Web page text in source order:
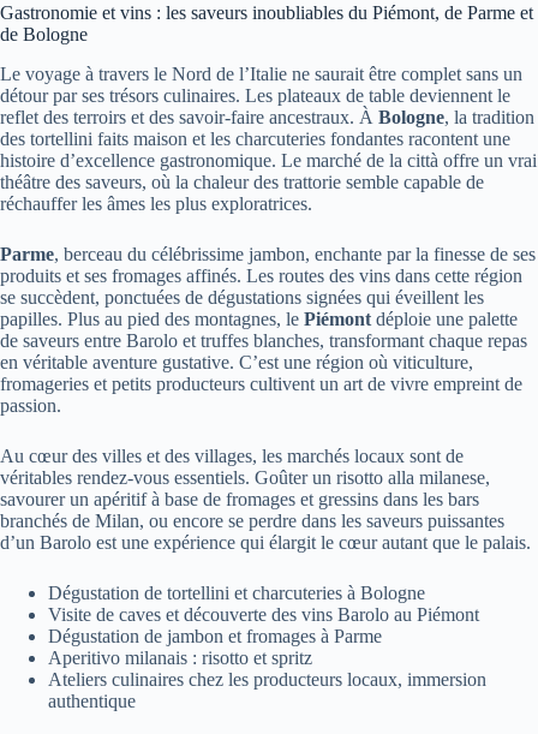
Gastronomie et vins : les saveurs inoubliables du Piémont, de Parme et
de Bologne
Le voyage à travers le Nord de l’Italie ne saurait être complet sans un
détour par ses trésors culinaires. Les plateaux de table deviennent le
reflet des terroirs et des savoir-faire ancestraux. À Bologne, la tradition
des tortellini faits maison et les charcuteries fondantes racontent une
histoire d’excellence gastronomique. Le marché de la città offre un vrai
théâtre des saveurs, où la chaleur des trattorie semble capable de
réchauffer les âmes les plus exploratrices.
Parme, berceau du célébrissime jambon, enchante par la finesse de ses
produits et ses fromages affinés. Les routes des vins dans cette région
se succèdent, ponctuées de dégustations signées qui éveillent les
papilles. Plus au pied des montagnes, le Piémont déploie une palette
de saveurs entre Barolo et truffes blanches, transformant chaque repas
en véritable aventure gustative. C’est une région où viticulture,
fromageries et petits producteurs cultivent un art de vivre empreint de
passion.
Au cœur des villes et des villages, les marchés locaux sont de
véritables rendez-vous essentiels. Goûter un risotto alla milanese,
savourer un apéritif à base de fromages et gressins dans les bars
branchés de Milan, ou encore se perdre dans les saveurs puissantes
d’un Barolo est une expérience qui élargit le cœur autant que le palais.
Dégustation de tortellini et charcuteries à Bologne
Visite de caves et découverte des vins Barolo au Piémont
Dégustation de jambon et fromages à Parme
Aperitivo milanais : risotto et spritz
Ateliers culinaires chez les producteurs locaux, immersion
authentique